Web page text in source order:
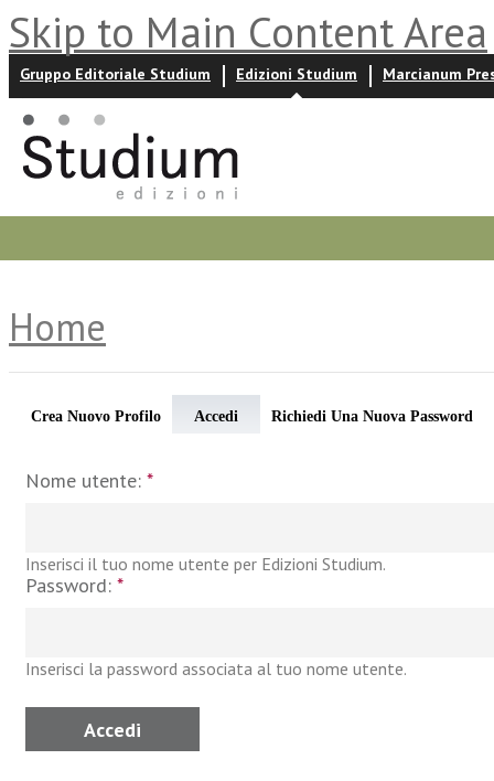
Skip to Main Content Area
Gruppo Editoriale Studium Edizioni Studium Marcianum
Home
Crea Nuovo Profilo Accedi Richiedi Una Nuova Password
Nome utente: *
Inserisci il tuo nome utente per Edizioni Studium.
Password: *
Inserisci la password associata al tuo nome utente.